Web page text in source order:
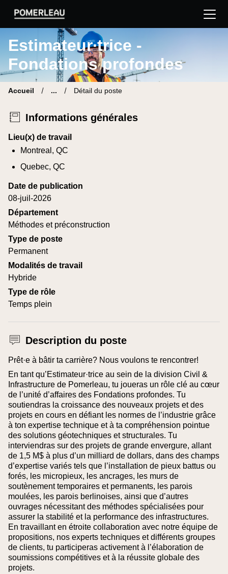
Pomerleau Site carrière | Trouve ton nouveau poste
Estimateur∙trice -
Fondations profondes
Accueil ... Détail du poste
Informations générales
Lieu(x) de travail
Montreal, QC
Quebec, QC
Date de publication
08-juil-2026
Département
Méthodes et préconstruction
Type de poste
Permanent
Modalités de travail
Hybride
Type de rôle
Temps plein
Description du poste
Prêt·e à bâtir ta carrière? Nous voulons te rencontrer!
En tant qu’Estimateur·trice au sein de la division Civil &
Infrastructure de Pomerleau, tu joueras un rôle clé au cœur
de l’unité d’affaires des Fondations profondes. Tu
soutiendras la croissance des nouveaux projets et des
projets en cours en défiant les normes de l’industrie grâce
à ton expertise technique et à ta compréhension pointue
des solutions géotechniques et structurales. Tu
interviendras sur des projets de grande envergure, allant
de 1,5 M$ à plus d’un milliard de dollars, dans des champs
d’expertise variés tels que l’installation de pieux battus ou
forés, les micropieux, les ancrages, les murs de
soutènement temporaires et permanents, les parois
moulées, les parois berlinoises, ainsi que d’autres
ouvrages nécessitant des méthodes spécialisées pour
assurer la stabilité et la performance des infrastructures.
En travaillant en étroite collaboration avec notre équipe de
propositions, nos experts techniques et différents groupes
de clients, tu participeras activement à l’élaboration de
soumissions compétitives et à la réussite globale des
projets.